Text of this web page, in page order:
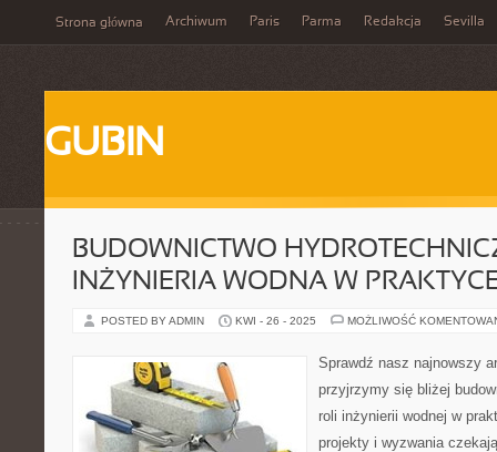
Strona główna Archiwum Paris Parma Redakcja Sevilla
GUBIN
BUDOWNICTWO
INŻYNIERIA WODNA W
POSTED BY ADMIN KWI - 26 - 2025 MOŻLIWOŚĆ
Sprawdź nasz najnowszy
przyjrzymy się bliżej
roli inżynierii wodnej w
projekty i wyzwania